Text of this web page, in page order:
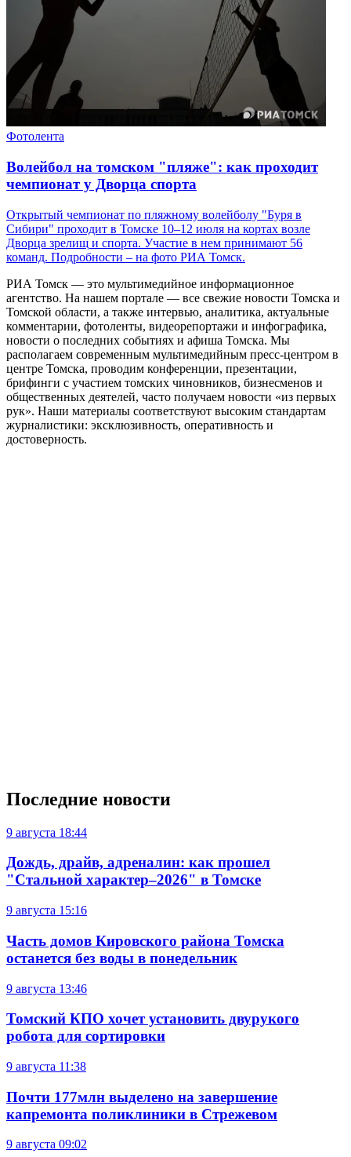
Фотолента
Волейбол на томском "пляже": как проходит
чемпионат у Дворца спорта
Открытый чемпионат по пляжному волейболу "Буря в
Сибири" проходит в Томске 10–12 июля на кортах возле
Дворца зрелищ и спорта. Участие в нем принимают 56
команд. Подробности – на фото РИА Томск.
РИА Томск — это мультимедийное информационное
агентство. На нашем портале — все свежие новости Томска и
Томской области, а также интервью, аналитика, актуальные
комментарии, фотоленты, видеорепортажи и инфографика,
новости о последних событиях и афиша Томска. Мы
располагаем современным мультимедийным пресс-центром в
центре Томска, проводим конференции, презентации,
брифинги с участием томских чиновников, бизнесменов и
общественных деятелей, часто получаем новости «из первых
рук». Наши материалы соответствуют высоким стандартам
журналистики: эксклюзивность, оперативность и
достоверность.
Последние новости
9 августа 18:44
Дождь, драйв, адреналин: как прошел
"Стальной характер–2026" в Томске
9 августа 15:16
Часть домов Кировского района Томска
останется без воды в понедельник
9 августа 13:46
Томский КПО хочет установить двурукого
робота для сортировки
9 августа 11:38
Почти 177млн выделено на завершение
капремонта поликлиники в Стрежевом
9 августа 09:02